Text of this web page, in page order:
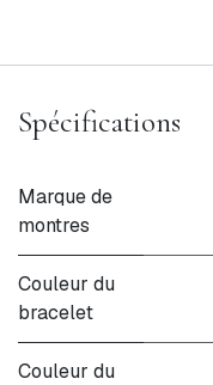
Spécifications
Marque de
montres
Couleur du
bracelet
Couleur du